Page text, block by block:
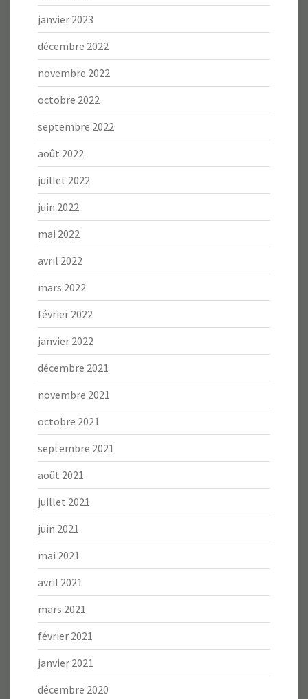
janvier 2023
décembre 2022
novembre 2022
octobre 2022
septembre 2022
août 2022
juillet 2022
juin 2022
mai 2022
avril 2022
mars 2022
février 2022
janvier 2022
décembre 2021
novembre 2021
octobre 2021
septembre 2021
août 2021
juillet 2021
juin 2021
mai 2021
avril 2021
mars 2021
février 2021
janvier 2021
décembre 2020